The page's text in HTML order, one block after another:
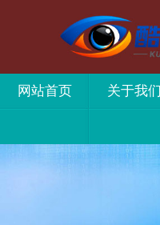
网站首页 关于我们